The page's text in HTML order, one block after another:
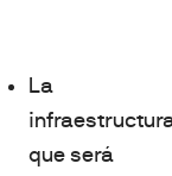
La
que será